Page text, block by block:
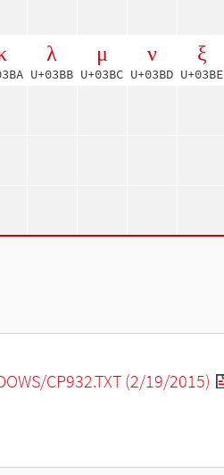
λ
U+03BB
μ
U+03BC
ν
U+03BD
ξ
U+03BE
CP932.TXT (2/19/2015)